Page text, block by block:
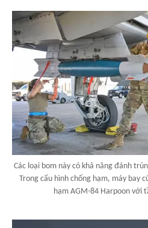
Các loại bom này có khả năng đánh
Trong cấu hình chống hạm, máy bay
hạm AGM-84 Harpoon với